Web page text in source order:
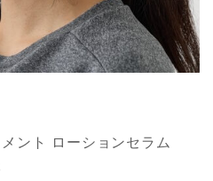
ント ローションセラム